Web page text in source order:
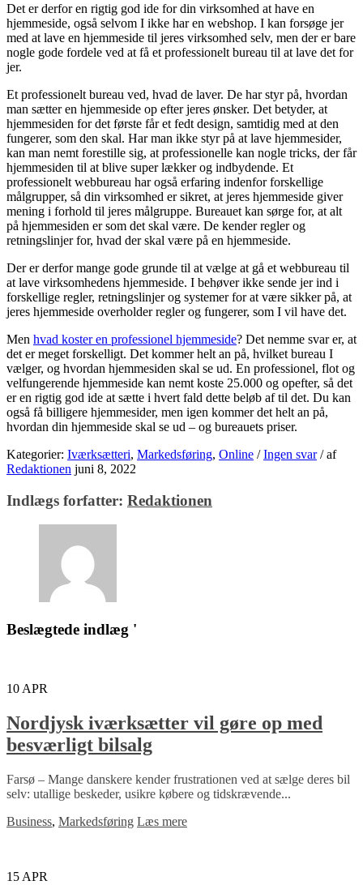
Det er derfor en rigtig god ide for din virksomhed at have en
hjemmeside, også selvom I ikke har en webshop. I kan forsøge jer
med at lave en hjemmeside til jeres virksomhed selv, men der er bare
nogle gode fordele ved at få et professionelt bureau til at lave det for
jer.
Et professionelt bureau ved, hvad de laver. De har styr på, hvordan
man sætter en hjemmeside op efter jeres ønsker. Det betyder, at
hjemmesiden for det første får et fedt design, samtidig med at den
fungerer, som den skal. Har man ikke styr på at lave hjemmesider,
kan man nemt forestille sig, at professionelle kan nogle tricks, der får
hjemmesiden til at blive super lækker og indbydende. Et
professionelt webbureau har også erfaring indenfor forskellige
målgrupper, så din virksomhed er sikret, at jeres hjemmeside giver
mening i forhold til jeres målgruppe. Bureauet kan sørge for, at alt
på hjemmesiden er som det skal være. De kender regler og
retningslinjer for, hvad der skal være på en hjemmeside.
Der er derfor mange gode grunde til at vælge at gå et webbureau til
at lave virksomhedens hjemmeside. I behøver ikke sende jer ind i
forskellige regler, retningslinjer og systemer for at være sikker på, at
jeres hjemmeside overholder regler og fungerer, som I vil have det.
Men hvad koster en professionel hjemmeside? Det nemme svar er, at
det er meget forskelligt. Det kommer helt an på, hvilket bureau I
vælger, og hvordan hjemmesiden skal se ud. En professionel, flot og
velfungerende hjemmeside kan nemt koste 25.000 og opefter, så det
er en rigtig god ide at sætte i hvert fald dette beløb af til det. Du kan
også få billigere hjemmesider, men igen kommer det helt an på,
hvordan din hjemmeside skal se ud – og bureauets priser.
Kategorier: Iværksætteri, Markedsføring, Online / Ingen svar /af
Redaktionen juni 8, 2022
Indlægs forfatter: Redaktionen
Beslægtede indlæg '
10 APR
Nordjysk iværksætter vil gøre op med
besværligt bilsalg
Farsø – Mange danskere kender frustrationen ved at sælge deres bil
selv: utallige beskeder, usikre købere og tidskrævende...
Business, Markedsføring Læs mere
15 APR